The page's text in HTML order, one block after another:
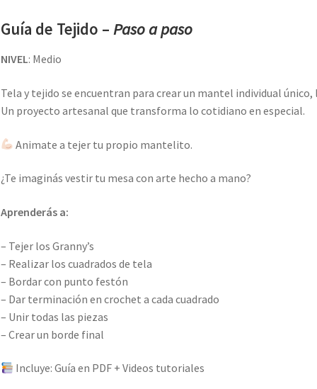
Guía de Tejido –Paso a paso
NIVEL: Medio
Tela y tejido se encuentran para crear un mantel individual
Un proyecto artesanal que transforma lo cotidiano en especial.
Animate a tejer tu propio mantelito.
¿Te imaginás vestir tu mesa con arte hecho a mano?
Aprenderás a:
– Tejer los Granny’s
– Realizar los cuadrados de tela
– Bordar con punto festón
– Dar terminación en crochet a cada cuadrado
– Unir todas las piezas
– Crear un borde final
Incluye: Guía en PDF + Videos tutoriales